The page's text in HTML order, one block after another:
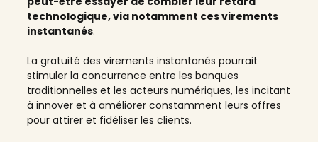
technologique, via notamment ces virements
instantanés.
La gratuité des virements instantanés pourrait
stimuler la concurrence entre les banques
traditionnelles et les acteurs numériques, les incitant
à innover et à améliorer constamment leurs offres
pour attirer et fidéliser les clients.